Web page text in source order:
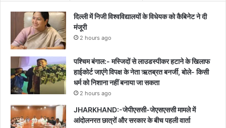
दिल्ली में निजी विश्वविद्यालयों के विधेयक को कैबिनेट ने दी
मंजूरी
2 hours ago
पश्चिम बंगाल:- मस्जिदों से लाउडस्पीकर हटाने के खिलाफ
हाईकोर्ट जाएंगे विपक्ष के नेता ऋतब्रत बनर्जी, बोले- किसी
धर्म को निशाना नहीं बनाया जा सकता
2 hours ago
JHARKHAND:-जेपीएससी-जेएसएससी मामले में
आंदोलनरत छात्रों और सरकार के बीच पहली वार्ता